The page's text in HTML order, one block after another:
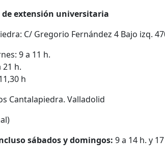
de extensión universitaria
C/ Gregorio Fernández 4 Bajo izq.
9 a 11 h.
21 h.
h
Cantalapiedra. Valladolid
sábados y domingos: 9 a 14 h. y